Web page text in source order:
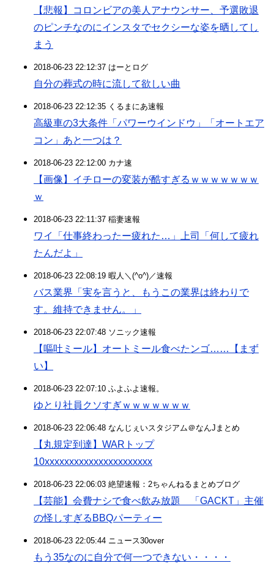
【悲報】コロンビアの美人アナウンサー、予選敗退
のピンチなのにインスタでセクシーな姿を晒してし
まう
2018-06-23 22:12:37 はーとログ
自分の葬式の時に流して欲しい曲
2018-06-23 22:12:35 くるまにあ速報
高級車の3大条件「パワーウインドウ」「オートエア
コン」あと一つは？
2018-06-23 22:12:00 カナ速
【画像】イチローの変装が酷すぎるｗｗｗｗｗｗｗ
ｗ
2018-06-23 22:11:37 稲妻速報
ワイ「仕事終わったー疲れた…」上司「何して疲れ
たんだよ」
2018-06-23 22:08:19 暇人＼(^o^)／速報
バス業界「実を言うと、もうこの業界は終わりで
す。維持できません。」
2018-06-23 22:07:48 ソニック速報
【嘔吐ミール】オートミール食べたンゴ……【まず
い】
2018-06-23 22:07:10 ふよふよ速報。
ゆとり社員クソすぎｗｗｗｗｗｗｗ
2018-06-23 22:06:48 なんじぇいスタジアム＠なんJまとめ
【丸規定到達】WARトップ
10xxxxxxxxxxxxxxxxxxxxxx
2018-06-23 22:06:03 絶望速報：2ちゃんねるまとめブログ
【芸能】会費ナシで食べ飲み放題 「GACKT」主催
の怪しすぎるBBQパーティー
2018-06-23 22:05:44 ニュース30over
もう35なのに自分で何一つできない・・・・